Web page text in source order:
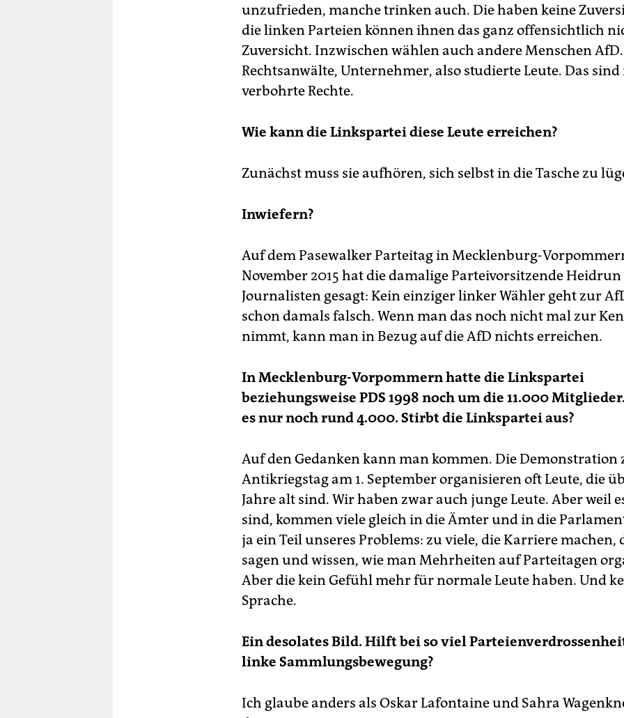
unzufrieden, manche trinken auch. Die haben keine
die linken Parteien können ihnen das ganz offensichtlich
Zuversicht. Inzwischen wählen auch andere Menschen
Rechtsanwälte, Unternehmer, also studierte Leute. Das
verbohrte Rechte.
Wie kann die Linkspartei diese Leute erreichen?
Zunächst muss sie aufhören, sich selbst in die Tasche zu
Inwiefern?
Auf dem Pasewalker Parteitag in Mecklenburg-
November 2015 hat die damalige Parteivorsitzende
Journalisten gesagt: Kein einziger linker Wähler geht zur
schon damals falsch. Wenn man das noch nicht mal zur
nimmt, kann man in Bezug auf die AfD nichts erreichen.
In Mecklenburg-Vorpommern hatte die Linkspartei
beziehungsweise PDS 1998 noch um die 11.000
es nur noch rund 4.000. Stirbt die Linkspartei aus?
Auf den Gedanken kann man kommen. Die Demonstration
Antikriegstag am 1. September organisieren oft Leute, die
Jahre alt sind. Wir haben zwar auch junge Leute. Aber weil
sind, kommen viele gleich in die Ämter und in die
ja ein Teil unseres Problems: zu viele, die Karriere machen,
sagen und wissen, wie man Mehrheiten auf Parteitagen
Aber die kein Gefühl mehr für normale Leute haben. Und
Sprache.
Ein desolates Bild. Hilft bei so viel
linke Sammlungsbewegung?
Ich glaube anders als Oskar Lafontaine und Sahra